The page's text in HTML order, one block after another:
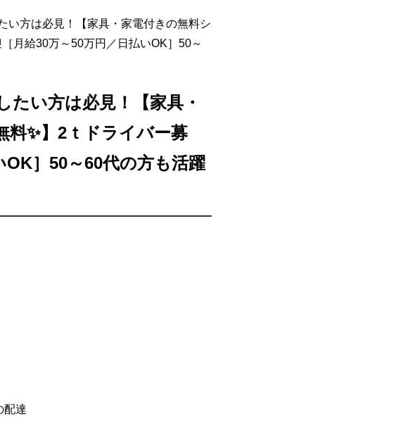
い方は必見！【家具・家電付きの無料シ
月給30万～50万円／日払いOK］50～
い方は必見！【家具・
料✨】2ｔドライバー募
］50～60代の方も活躍
配達